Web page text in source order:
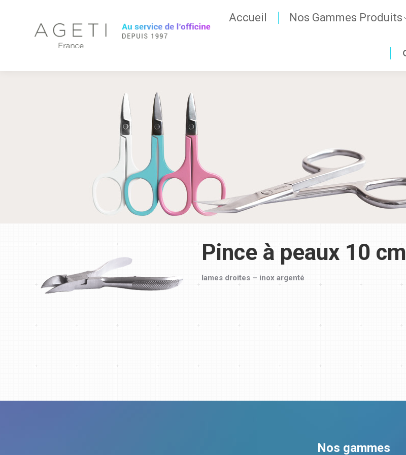
Accueil Nos Gammes Produits
Pince à peaux 10 cm
lames droites – inox argenté
Nos gammes